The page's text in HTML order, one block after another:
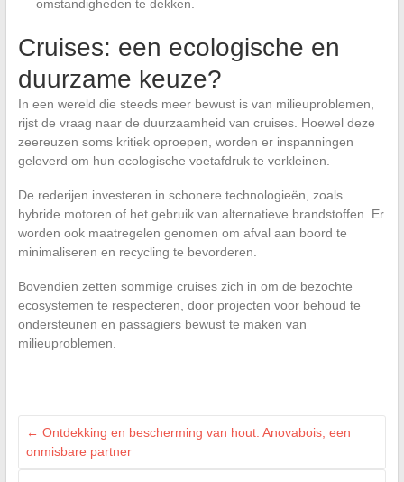
omstandigheden te dekken.
Cruises: een ecologische en
duurzame keuze?
In een wereld die steeds meer bewust is van milieuproblemen,
rijst de vraag naar de duurzaamheid van cruises. Hoewel deze
zeereuzen soms kritiek oproepen, worden er inspanningen
geleverd om hun ecologische voetafdruk te verkleinen.
De rederijen investeren in schonere technologieën, zoals
hybride motoren of het gebruik van alternatieve brandstoffen. Er
worden ook maatregelen genomen om afval aan boord te
minimaliseren en recycling te bevorderen.
Bovendien zetten sommige cruises zich in om de bezochte
ecosystemen te respecteren, door projecten voor behoud te
ondersteunen en passagiers bewust te maken van
milieuproblemen.
← Ontdekking en bescherming van hout: Anovabois, een
onmisbare partner